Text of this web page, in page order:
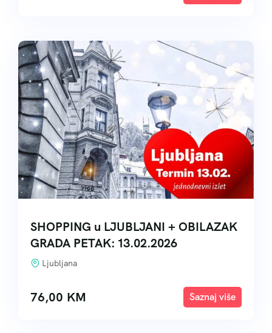
SHOPPING u LJUBLJANI + OBILAZAK
GRADA PETAK: 13.02.2026
Ljubljana
76,00 KM Explore